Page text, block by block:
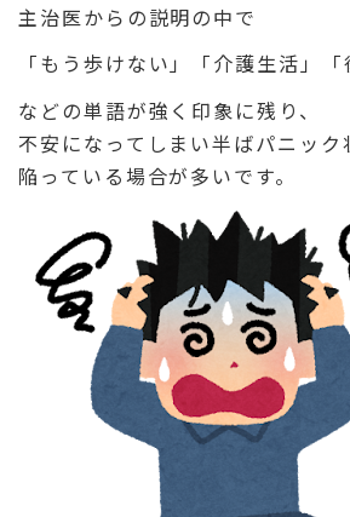
主治医からの説明の中で
「もう歩けない」「介護生活」「
などの単語が強く印象に残り、
不安になってしまい半ばパニック
陥っている場合が多いです。